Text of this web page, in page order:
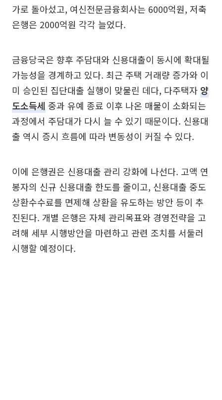
가로 돌아섰고, 여신전문금융회사는 6000억원, 저축
은행은 2000억원 각각 늘었다.
금융당국은 향후 주담대와 신용대출이 동시에 확대될
가능성을 경계하고 있다. 최근 주택 거래량 증가와 이
미 승인된 집단대출 실행이 맞물린 데다, 다주택자양
도소득세 중과 유예 종료 이후 나온 매물이 소화되는
과정에서 주담대가 다시 늘 수 있기 때문이다. 신용대
출 역시 증시 흐름에 따라 변동성이 커질 수 있다.
이에 은행권은 신용대출 관리 강화에 나선다. 고액 연
봉자의 신규 신용대출 한도를 줄이고, 신용대출 중도
상환수수료를 면제해 상환을 유도하는 방안 등이 추
진된다. 개별 은행은 자체 관리목표와 경영전략을 고
려해 세부 시행방안을 마련하고 관련 조치를 서둘러
시행할 예정이다.